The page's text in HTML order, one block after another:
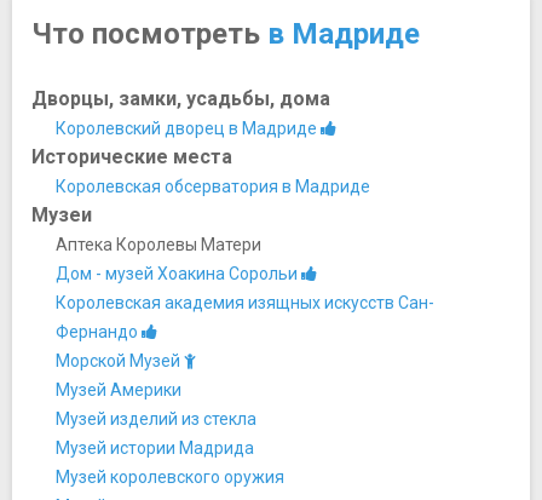
Что посмотреть в Мадриде
Дворцы, замки, усадьбы, дома
Королевский дворец в Мадриде
Исторические места
Королевская обсерватория в Мадриде
Музеи
Аптека Королевы Матери
Дом - музей Хоакина Сорольи
Королевская академия изящных искусств Сан-
Фернандо
Морской Музей
Музей Америки
Музей изделий из стекла
Музей истории Мадрида
Музей королевского оружия